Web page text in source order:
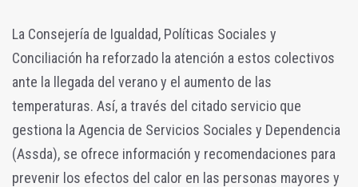
La Consejería de Igualdad, Políticas Sociales y
Conciliación ha reforzado la atención a estos colectivos
ante la llegada del verano y el aumento de las
temperaturas. Así, a través del citado servicio que
gestiona la Agencia de Servicios Sociales y Dependencia
(Assda), se ofrece información y recomendaciones para
prevenir los efectos del calor en las personas mayores y